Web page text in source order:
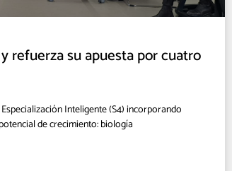
refuerza su apuesta por cuatro
Inteligente (S4) incorporando
de crecimiento: biología